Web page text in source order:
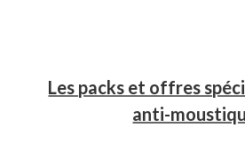
Les packs et offres
anti-